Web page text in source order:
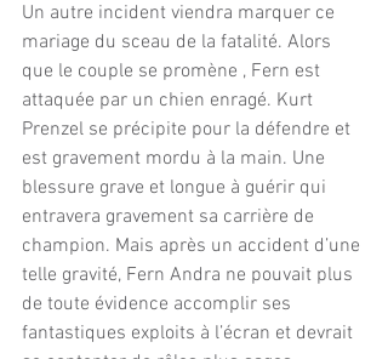
Un autre incident viendra marquer ce
mariage du sceau de la fatalité. Alors
que le couple se promène , Fern est
attaquée par un chien enragé. Kurt
Prenzel se précipite pour la défendre et
est gravement mordu à la main. Une
blessure grave et longue à guérir qui
entravera gravement sa carrière de
champion. Mais après un accident d’une
telle gravité, Fern Andra ne pouvait plus
de toute évidence accomplir ses
fantastiques exploits à l’écran et devrait